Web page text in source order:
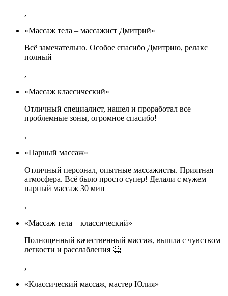
,
«Массаж тела – массажист Дмитрий»
Всё замечательно. Особое спасибо Дмитрию, релакс
полный
,
«Массаж классический»
Отличный специалист, нашел и проработал все
проблемные зоны, огромное спасибо!
,
«Парный массаж»
Отличный персонал, опытные массажисты. Приятная
атмосфера. Всё было просто супер! Делали с мужем
парный массаж 30 мин
,
«Массаж тела – классический»
Полноценный качественный массаж, вышла с чувством
легкости и расслабления 🤗
,
«Классический массаж, мастер Юлия»